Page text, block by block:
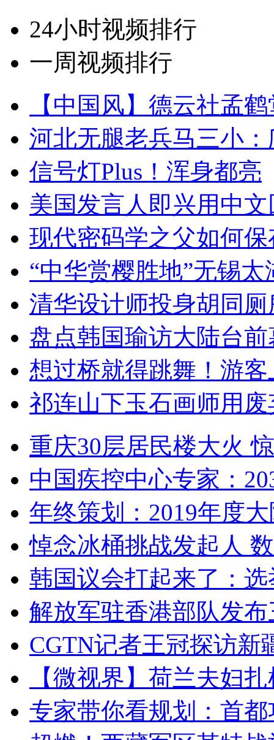
24小时视频排行
一周视频排行
【中国风】德云社孟
河北无腿老兵马三小
信号灯Plus！浑身都亮
美国发言人即兴用中
现代密码学之父如何
“中华赏樱胜地”无锡
清华设计师投身胡同
盘点韩国瑜访大陆台
想过桥就得跳舞！游客
祁连山下玉石画师用
重庆30层居民楼大火
中国疾控中心专家：
年终策划：2019年度
悼念冰桶挑战发起人
韩国议会打起来了：
解放军驻香港部队发
CGTN记者王冠探访新
【微视界】荷兰夫妇
专家带你看规划：首